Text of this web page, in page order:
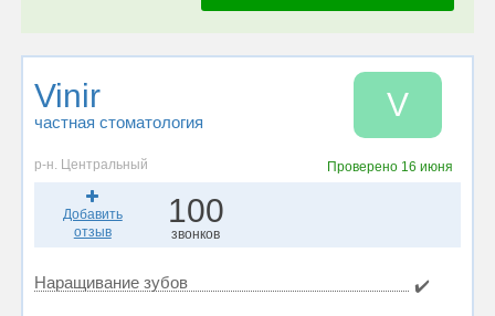
Vinir
частная стоматология V
р-н. Центральный Проверено 16 июня
Добавить
отзыв
100
звонков
Наращивание зубов ✔️